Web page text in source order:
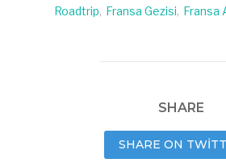
Roadtrip, Fransa Gezisi, Fransa
SHARE
SHARE ON